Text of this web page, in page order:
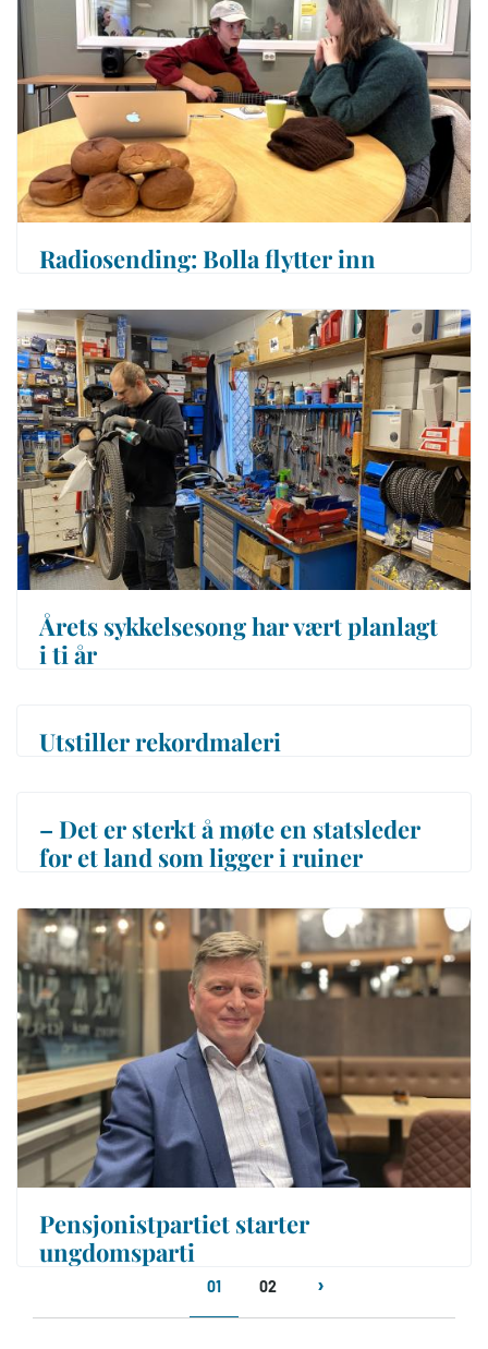
Radiosending: Bolla flytter inn
Årets sykkelsesong har vært planlagt
i ti år
Utstiller rekordmaleri
– Det er sterkt å møte en statsleder
for et land som ligger i ruiner
Pensjonistpartiet starter
ungdomsparti
01 02